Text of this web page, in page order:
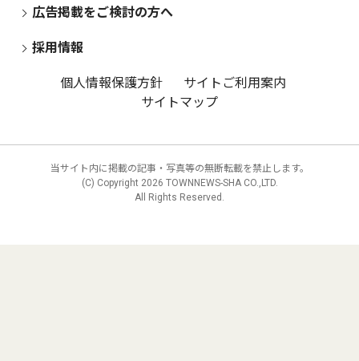
広告掲載をご検討の方へ
採用情報
個人情報保護方針
サイトご利用案内
サイトマップ
当サイト内に掲載の記事・写真等の無断転載を禁止します。
(C) Copyright 2026 TOWNNEWS-SHA CO.,LTD.
All Rights Reserved.